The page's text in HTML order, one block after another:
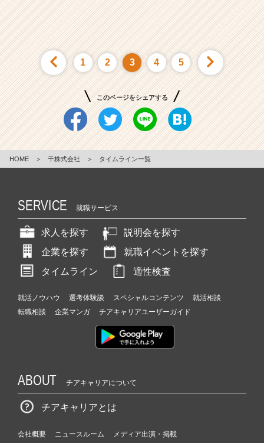
1 2 3 4 5
このページをシェアする
HOME ＞ 千株式会社 ＞ タイムライン一覧
SERVICE 就職サービス
求人を探す
説明会を探す
企業を探す
就職イベントを探す
タイムライン
適性検査
就活ノウハウ 選考体験談 スペシャルコンテンツ
就活相談
転職相談
企業マンガ チアキャリアユーザーガイド
ABOUT チアキャリアについて
チアキャリアとは
会社概要 ニュースルーム
メディア出演・掲載